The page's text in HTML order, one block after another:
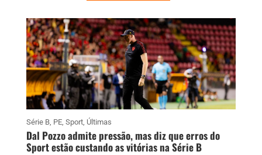
Série B, PE, Sport, Últimas
Dal Pozzo admite pressão, mas diz que erros do
Sport estão custando as vitórias na Série B